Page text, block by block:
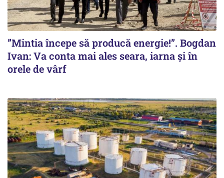
”Mintia începe să producă energie!”. Bogdan
Ivan: Va conta mai ales seara, iarna și în
orele de vârf